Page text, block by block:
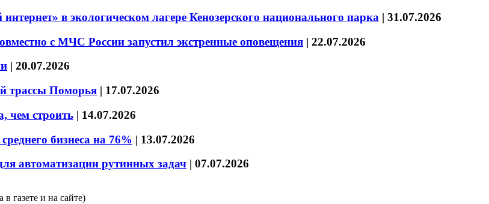
в экологическом лагере Кенозерского национального парка | 31.07.2026
с МЧС России запустил экстренные оповещения | 22.07.2026
| 20.07.2026
трассы Поморья | 17.07.2026
чем строить | 14.07.2026
бизнеса на 76% | 13.07.2026
автоматизации рутинных задач | 07.07.2026
газете и на сайте)